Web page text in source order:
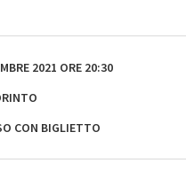
2021 ORE 20:30
CON BIGLIETTO